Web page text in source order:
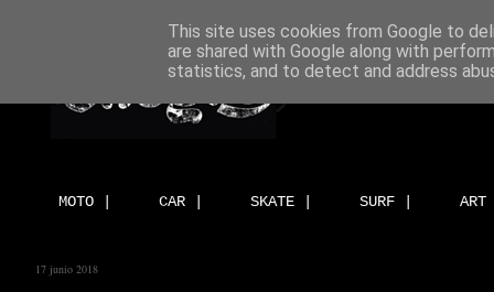
MOTO | CAR | SKATE | SURF |
17 junio 2018
This site uses cookies from Google to
are shared with Google along with
statistics, and to detect and address